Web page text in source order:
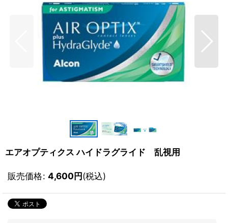
エアオプティクス ハイドラグライド 乱視用
販売価格: 4,600円(税込)